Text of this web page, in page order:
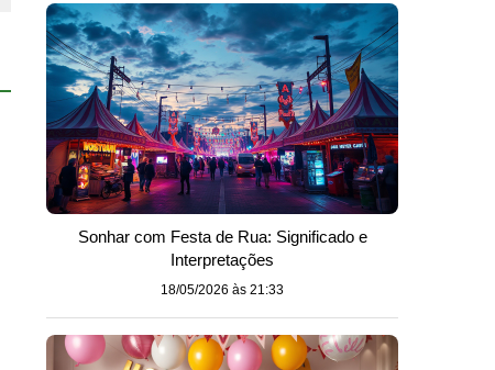
Sonhar com Festa de Rua: Significado e
Interpretações
18/05/2026 às 21:33